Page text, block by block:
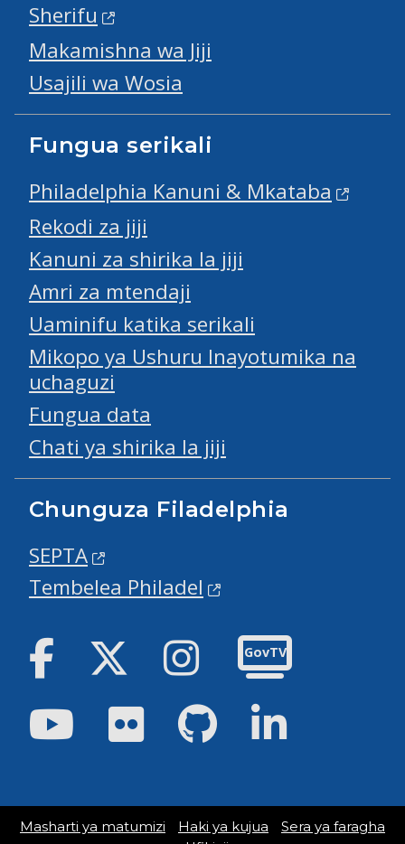
Sherifu
Makamishna wa Jiji
Usajili wa Wosia
Fungua serikali
Philadelphia Kanuni & Mkataba
Rekodi za jiji
Kanuni za shirika la jiji
Amri za mtendaji
Uaminifu katika serikali
Mikopo ya Ushuru Inayotumika na
uchaguzi
Fungua data
Chati ya shirika la jiji
Chunguza Filadelphia
SEPTA
Tembelea Philadel
Facebook Twitter Instagram
GovTV
YoutubeFlickr GitHub
Masharti ya matumizi Haki ya kujua
Sera ya faragha